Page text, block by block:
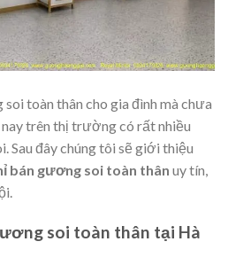
toàn thân cho gia đình mà chưa
trên thị trường có rất nhiều
Sau đây chúng tôi sẽ giới thiệu
bán gương soi toàn thân uy tín,
soi toàn thân tại Hà